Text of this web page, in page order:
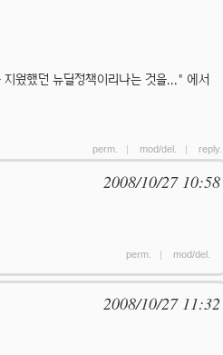
웠했던 뉴딜정책이리나는 것을..." 에서
perm. | mod/del. | reply.
2008/10/27 10:58
perm. | mod/del.
2008/10/27 11:32